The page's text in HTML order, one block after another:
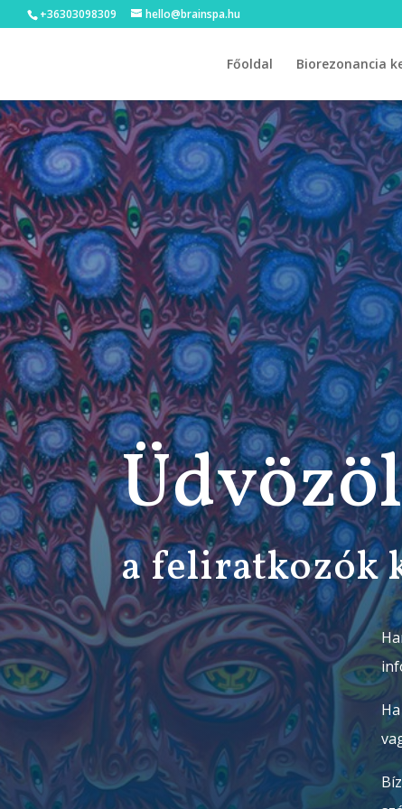
+36303098309 hello@brainspa.hu
Főoldal Biorezonancia
a feliratkozók